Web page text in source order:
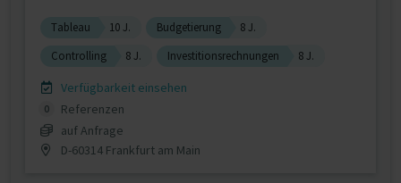
Tableau 10 J. Budgetierung
8 J.
Controlling
8 J. Investitionsrechnungen 8 J.
Verfügbarkeit einsehen
0
Referenzen
auf Anfrage
D-60314 Frankfurt am Main